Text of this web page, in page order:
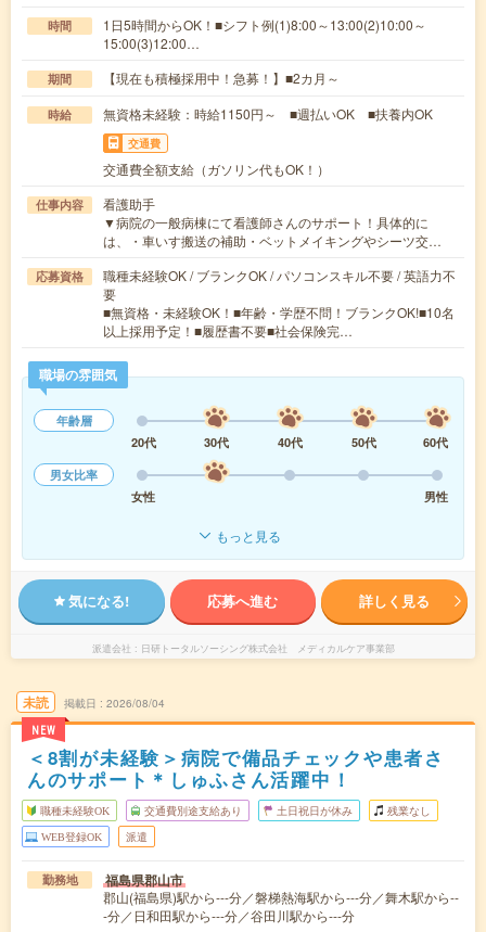
時間
1日5時間からOK！■シフト例(1)8:00～13:00(2)10:00～
15:00(3)12:00…
期間 【現在も積極採用中！急募！】■2カ月～
時給 無資格未経験：時給1150円～ ■週払いOK ■扶養内OK
交通費
交通費全額支給（ガソリン代もOK！）
仕事内容
看護助手
▼病院の一般病棟にて看護師さんのサポート！具体的に
は、・車いす搬送の補助・ベットメイキングやシーツ交…
応募資格
職種未経験OK / ブランクOK / パソコンスキル不要 / 英語力不
要
■無資格・未経験OK！■年齢・学歴不問！ブランクOK!■10名
以上採用予定！■履歴書不要■社会保険完…
職場の雰囲気
年齢層
20代
30代 40代 50代
60代
男女比率
女性
男性
もっと見る
気になる! 応募へ進む 詳しく見る
派遣会社 日研トータルソーシング株式会社 メディカルケア事業部
未読
NEW
掲載日 2026/08/04
＜8割が未経験＞病院で備品チェックや患者さ
んのサポート＊しゅふさん活躍中！
職種未経験OK 交通費別途支給あり 土日祝日が休み 残業なし
WEB登録OK 派遣
勤務地 福島県郡山市
郡山(福島県)駅から---分／磐梯熱海駅から---分／舞木駅から--
-分／日和田駅から---分／谷田川駅から---分